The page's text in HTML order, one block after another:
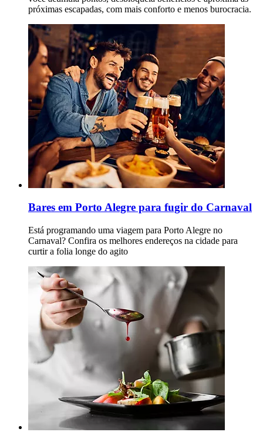
próximas escapadas, com mais conforto e menos burocracia.
Bares em Porto Alegre para fugir do Carnaval
Está programando uma viagem para Porto Alegre no
Carnaval? Confira os melhores endereços na cidade para
curtir a folia longe do agito